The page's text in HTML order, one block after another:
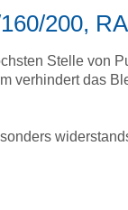
200,
Stelle von
verhindert das